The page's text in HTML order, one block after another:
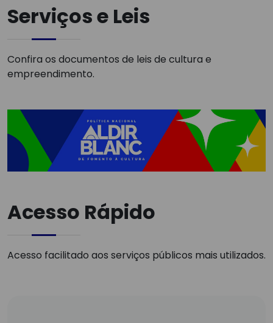
Serviços e Leis
Confira os documentos de leis de cultura e
empreendimento.
Acesso Rápido
Acesso facilitado aos serviços públicos mais utilizados.